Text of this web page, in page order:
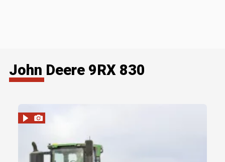
John Deere 9RX 830